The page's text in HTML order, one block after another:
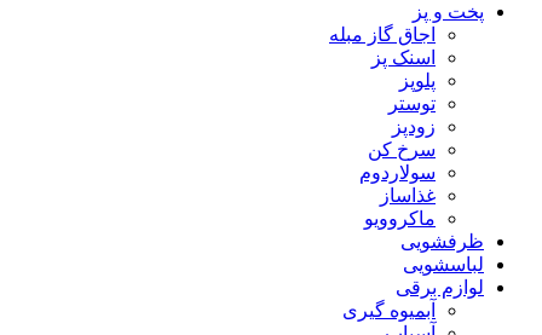
پخت و پز
اجاق گاز مبله
اسنک پز
پلوپز
توستر
زودپز
سرخ کن
سولاردوم
غذاساز
ماکروویو
ظرفشویی
لباسشویی
لوازم برقی
آبمیوه گیری